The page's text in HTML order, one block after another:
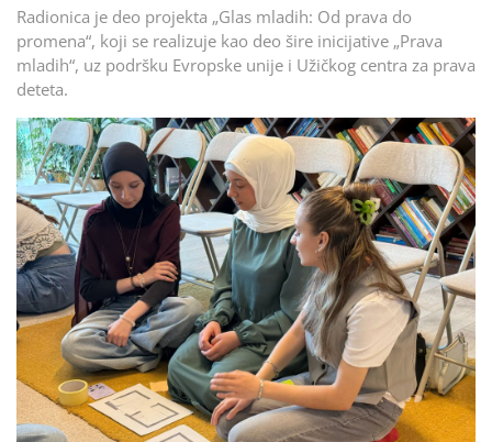
Radionica je deo projekta „Glas mladih: Od prava do
promena“, koji se realizuje kao deo šire inicijative „Prava
mladih“, uz podršku Evropske unije i Užičkog centra za prava
deteta.